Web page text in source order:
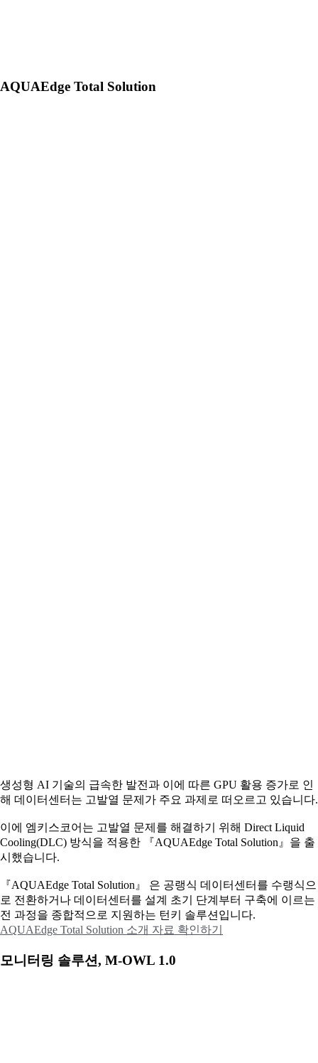
AQUAEdge Total Solution
생성형 AI 기술의 급속한 발전과 이에 따른 GPU 활용 증가로 인
해 데이터센터는 고발열 문제가 주요 과제로 떠오르고 있습니다.
이에 엠키스코어는 고발열 문제를 해결하기 위해 Direct Liquid
Cooling(DLC) 방식을 적용한 『AQUAEdge Total Solution』을 출
시했습니다.
『AQUAEdge Total Solution』 은 공랭식 데이터센터를 수랭식으
로 전환하거나 데이터센터를 설계 초기 단계부터 구축에 이르는
전 과정을 종합적으로 지원하는 턴키 솔루션입니다.
AQUAEdge Total Solution 소개 자료 확인하기
모니터링 솔루션, M-OWL 1.0